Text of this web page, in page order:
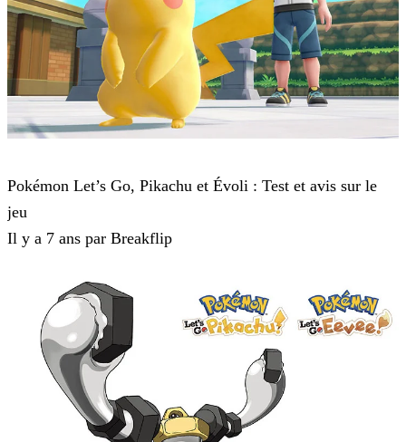
Pokémon Let’s Go, Pikachu et Évoli : Test et avis sur le
jeu
Il y a 7 ans par Breakflip